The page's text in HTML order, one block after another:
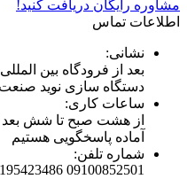
مشاوره رایگان دریافت کنید!
اطلاعات تماس
نشانی:
بعد از فرودگاه بین
دستگاه سازی نوید صنعت
ساعات کاری:
از هشت صبح تا شش بعد
آماده پاسخگویی هستیم
شماره تلفن:
09100852501 09195423486